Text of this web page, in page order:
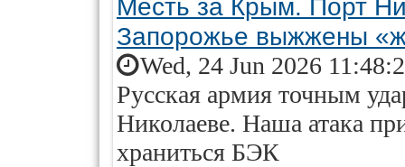
Месть за Крым. Порт
Запорожье выжжены
Wed, 24 Jun 2026
Русская армия точным
Николаеве. Наша атака
храниться БЭК